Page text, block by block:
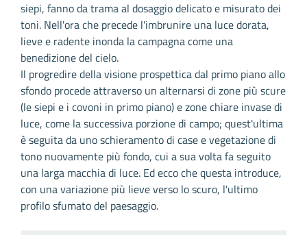
siepi, fanno da trama al dosaggio delicato e misurato dei
toni. Nell'ora che precede l'imbrunire una luce dorata,
lieve e radente inonda la campagna come una
benedizione del cielo.
Il progredire della visione prospettica dal primo piano allo
sfondo procede attraverso un alternarsi di zone più scure
(le siepi e i covoni in primo piano) e zone chiare invase di
luce, come la successiva porzione di campo; quest'ultima
è seguita da uno schieramento di case e vegetazione di
tono nuovamente più fondo, cui a sua volta fa seguito
una larga macchia di luce. Ed ecco che questa introduce,
con una variazione più lieve verso lo scuro, l'ultimo
profilo sfumato del paesaggio.